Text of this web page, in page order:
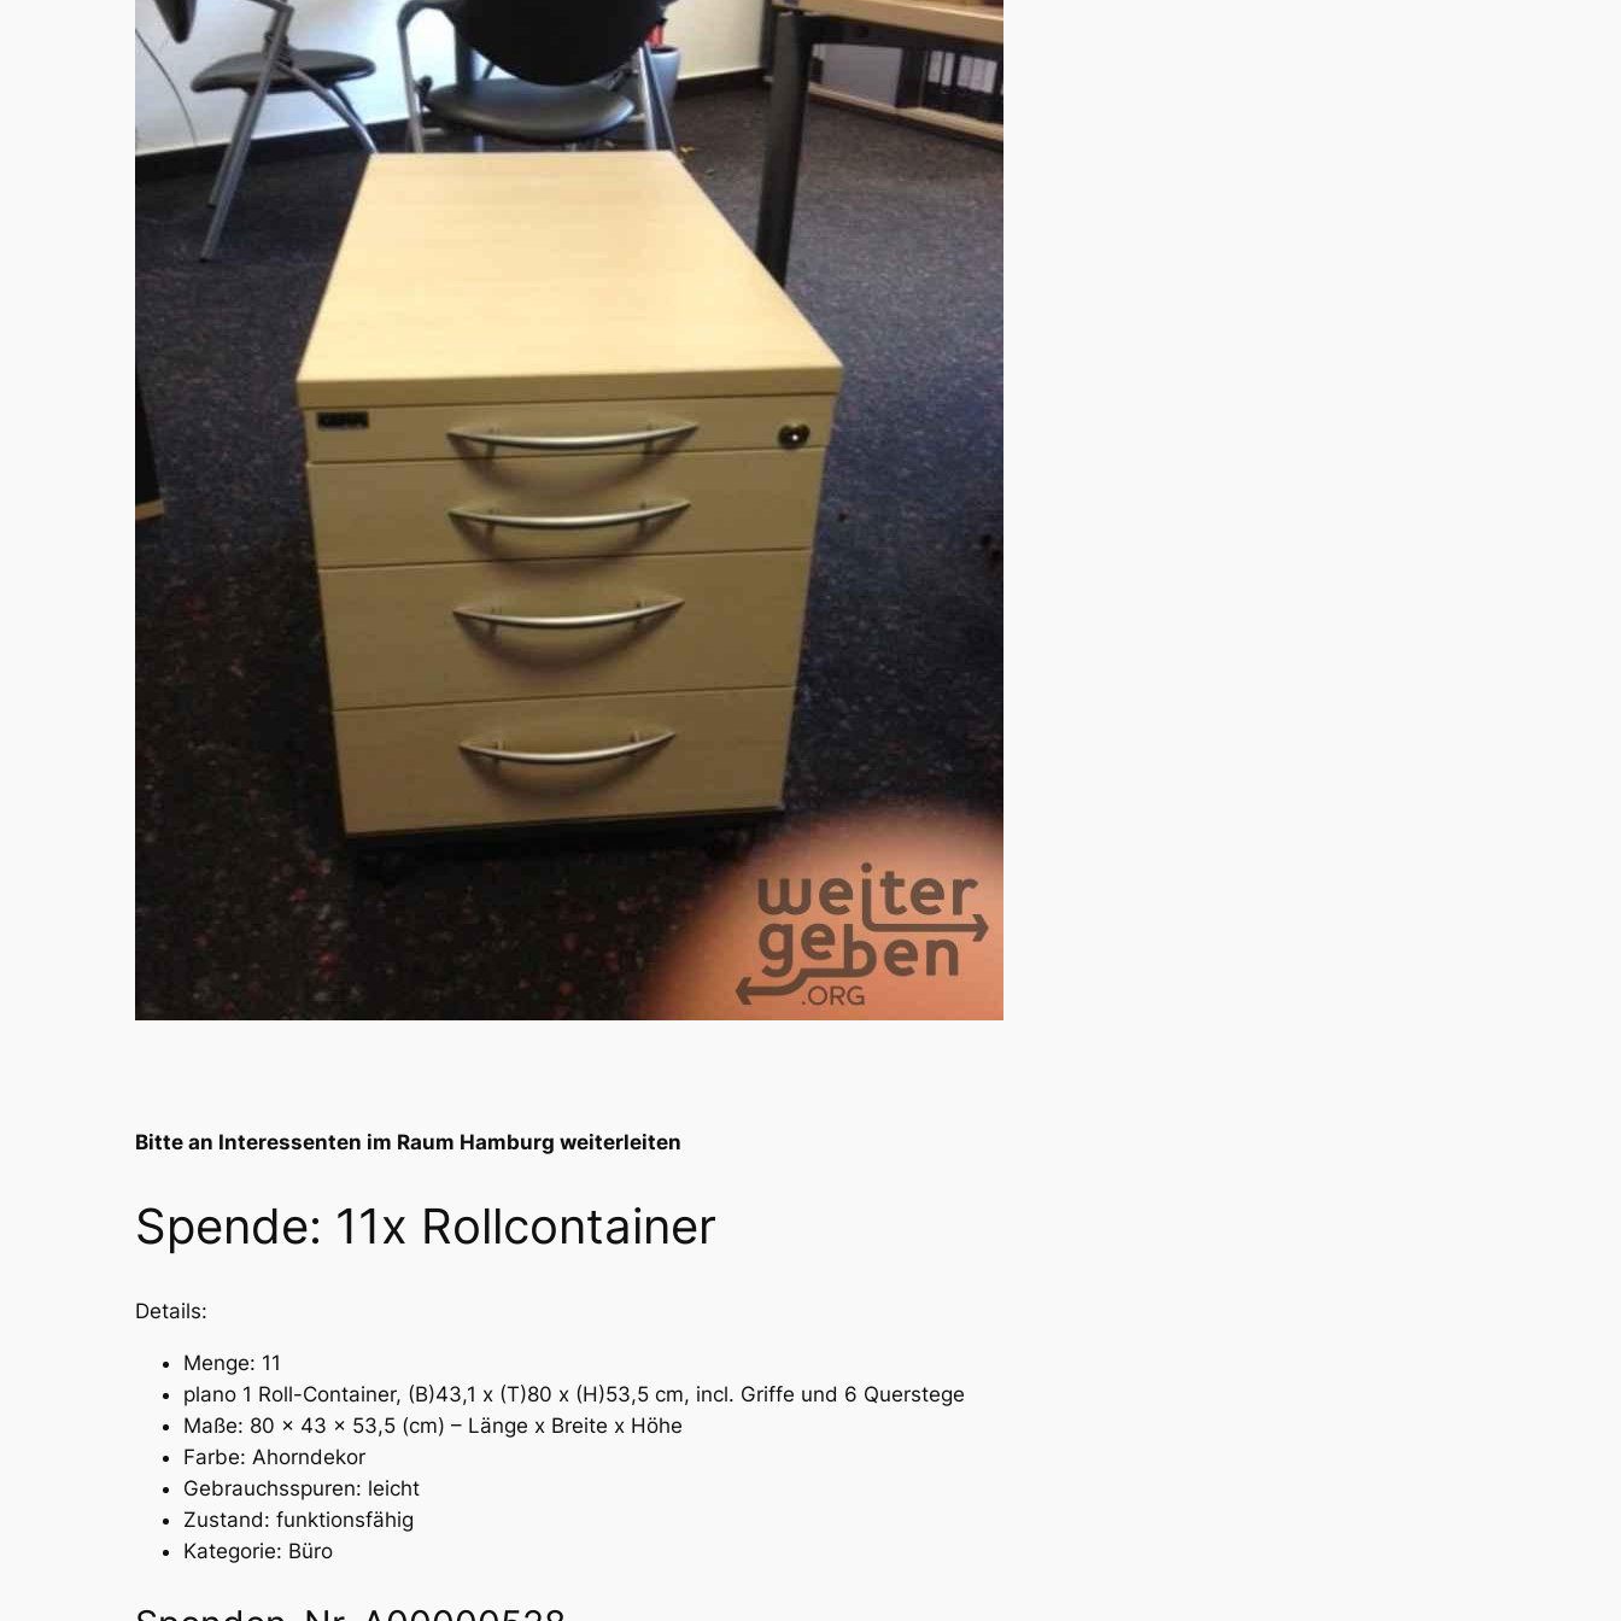
Bitte an Interessenten im Raum Hamburg weiterleiten
Spende: 11x Rollcontainer
Details:
Menge: 11
plano 1 Roll-Container, (B)43,1 x (T)80 x (H)53,5 cm, incl. Griffe und 6 Querstege
Maße: 80 x 43 x 53,5 (cm) – Länge x Breite x Höhe
Farbe: Ahorndekor
Gebrauchsspuren: leicht
Zustand: funktionsfähig
Kategorie: Büro